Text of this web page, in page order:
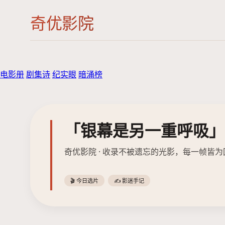
奇优影院
电影册剧集诗纪实眼 暗涌榜
「银幕是另一重呼吸」
奇优影院 · 收录不被遗忘的光影，每一帧皆
🎬 今日选片 ✍️ 影迷手记